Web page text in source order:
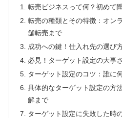
転売ビジネスって何？初めて
転売の種類とその特徴：オン
舗転売まで
成功への鍵！仕入れ先の選び
必見！ターゲット設定の大事
ターゲット設定のコツ：誰に
具体的なターゲット設定の方
解まで
ターゲット設定に失敗した時